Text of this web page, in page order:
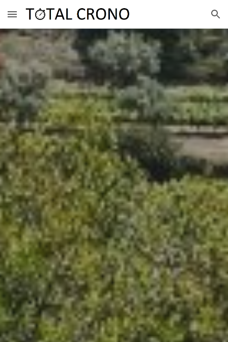
Skip to main content Skip to navigation